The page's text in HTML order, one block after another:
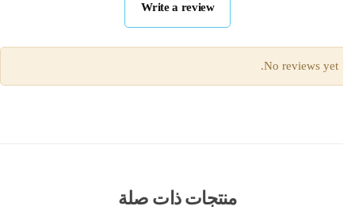
Write a review
No reviews yet.
منتجات ذات صلة